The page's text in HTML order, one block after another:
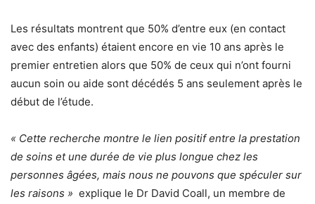
Les résultats montrent que 50% d’entre eux (en contact
avec des enfants) étaient encore en vie 10 ans après le
premier entretien alors que 50% de ceux qui n’ont fourni
aucun soin ou aide sont décédés 5 ans seulement après le
début de l’étude.
« Cette recherche montre le lien positif entre la prestation
de soins et une durée de vie plus longue chez les
personnes âgées, mais nous ne pouvons que spéculer sur
les raisons » explique le Dr David Coall, un membre de